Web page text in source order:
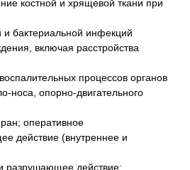
костной и хрящевой ткани при
и бактериальной инфекций
включая расстройства
процессов органов
носа, опорно-двигательного
оперативное
действие (внутреннее и
разрушающее действие;